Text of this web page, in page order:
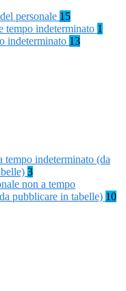
personale 15
tempo indeterminato 1
indeterminato 13
tempo indeterminato (da
3
non a tempo
pubblicare in tabelle) 10